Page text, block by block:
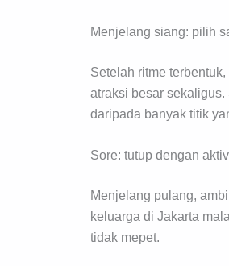
Menjelang siang: pilih
Setelah ritme
atraksi besar
daripada banyak titik
Sore: tutup dengan
Menjelang pulang,
keluarga di Jakarta
tidak mepet.